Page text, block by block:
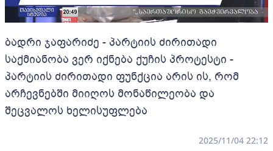
ბადრი ჯაფარიძე - პარტიის ძირითადი
საქმიანობა ვერ იქნება ქუჩის პროტესტი -
პარტიის ძირითადი ფუნქცია არის ის, რომ
არჩევნებში მიიღოს მონაწილეობა და
შეცვალოს ხელისუფლება
2025/11/04 22:12